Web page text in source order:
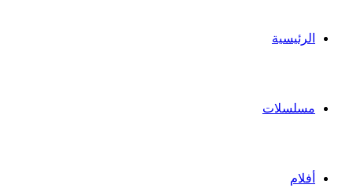
الرئيسية
مسلسلات
أفلام